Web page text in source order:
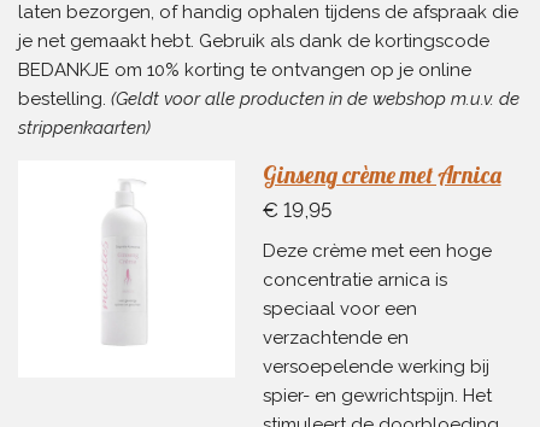
laten bezorgen, of handig ophalen tijdens de afspraak die
je net gemaakt hebt. Gebruik als dank de kortingscode
BEDANKJE om 10% korting te ontvangen op je online
bestelling. (Geldt voor alle producten in de webshop m.u.v. de
strippenkaarten)
Ginseng crème met Arnica
€ 19,95
Deze crème met een hoge
concentratie arnica is
speciaal voor een
verzachtende en
versoepelende werking bij
spier- en gewrichtspijn. Het